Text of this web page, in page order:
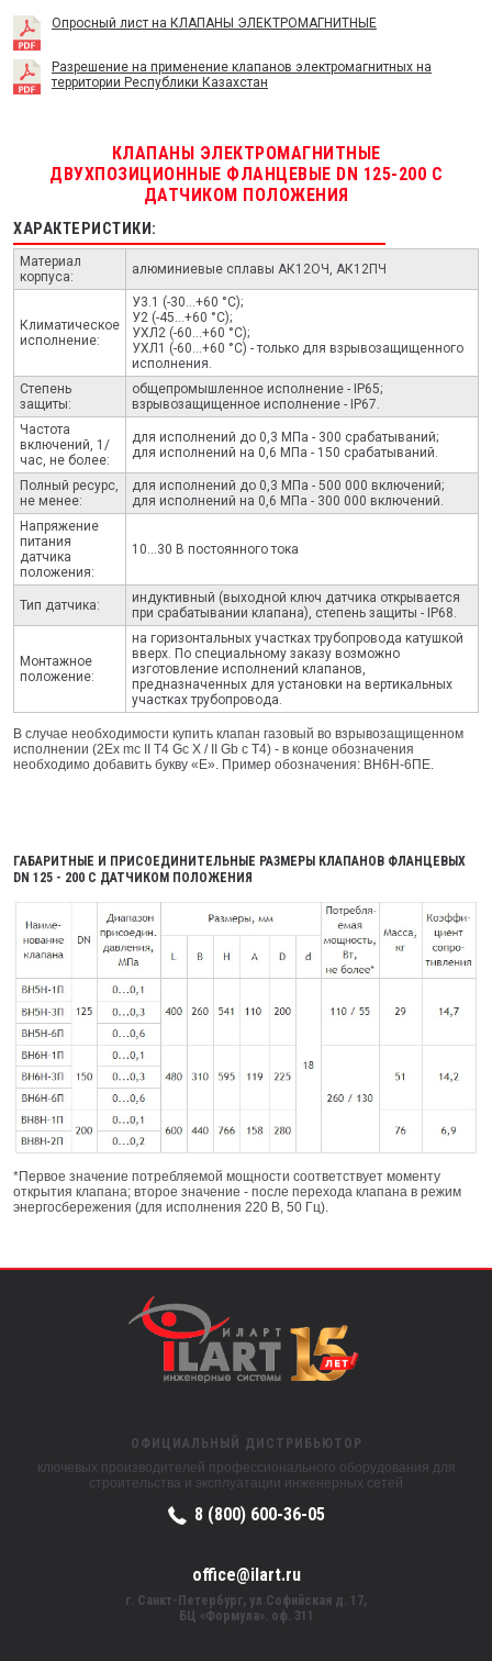
Опросный лист на КЛАПАНЫ ЭЛЕКТРОМАГНИТНЫЕ
Разрешение на применение клапанов электромагнитных на
территории Республики Казахстан
КЛАПАНЫ ЭЛЕКТРОМАГНИТНЫЕ
ДВУХПОЗИЦИОННЫЕ ФЛАНЦЕВЫЕ DN 125-200 С
ДАТЧИКОМ ПОЛОЖЕНИЯ
ХАРАКТЕРИСТИКИ:
Материал
корпуса:
алюминиевые сплавы АК12ОЧ, АК12ПЧ
Климатическое
исполнение:
У3.1 (-30...+60 °С);
У2 (-45...+60 °С);
УХЛ2 (-60...+60 °С);
УХЛ1 (-60...+60 °С) - только для взрывозащищенного
исполнения.
Степень
защиты:
общепромышленное исполнение - IP65;
взрывозащищенное исполнение - IP67.
Частота
включений, 1/
час, не более:
для исполнений до 0,3 МПа - 300 срабатываний;
для исполнений на 0,6 МПа - 150 срабатываний.
Полный ресурс,
не менее:
для исполнений до 0,3 МПа - 500 000 включений;
для исполнений на 0,6 МПа - 300 000 включений.
Напряжение
питания
датчика
положения:
10...30 В постоянного тока
Тип датчика:
индуктивный (выходной ключ датчика открывается
при срабатывании клапана), степень защиты - IP68.
Монтажное
положение:
на горизонтальных участках трубопровода катушкой
вверх. По специальному заказу возможно
изготовление исполнений клапанов,
предназначенных для установки на вертикальных
участках трубопровода.
В случае необходимости купить клапан газовый во взрывозащищенном
исполнении (2Ex mc II T4 Gc X / II Gb c T4) - в конце обозначения
необходимо добавить букву «E». Пример обозначения: ВН6Н-6ПЕ.
ГАБАРИТНЫЕ И ПРИСОЕДИНИТЕЛЬНЫЕ РАЗМЕРЫ КЛАПАНОВ ФЛАНЦЕВЫХ
DN 125 - 200 С ДАТЧИКОМ ПОЛОЖЕНИЯ
*Первое значение потребляемой мощности соответствует моменту
открытия клапана; второе значение - после перехода клапана в режим
энергосбережения (для исполнения 220 В, 50 Гц).
ОФИЦИАЛЬНЫЙ ДИСТРИБЬЮТОР
ключевых производителей профессионального оборудования для
строительства и эксплуатации инженерных сетей
8 (800) 600-36-05
office@ilart.ru
г. Санкт-Петербург, ул.Софийская д. 17,
БЦ «Формула». оф. 311